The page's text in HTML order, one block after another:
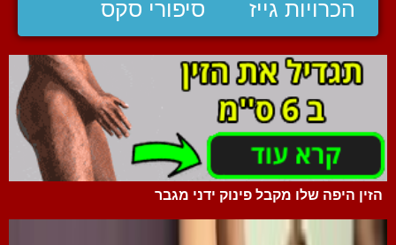
הכרויות גייז סיפורי סקס
הזין היפה שלו מקבל פינוק ידני מגבר